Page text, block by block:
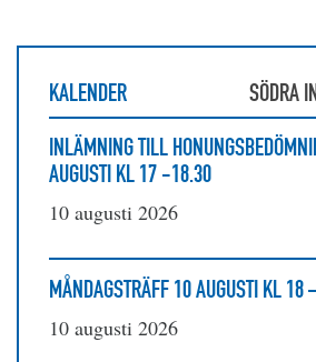
KALENDER
SÖDRA
INLÄMNING TILL
AUGUSTI KL 17 -18.30
10 augusti 2026
MÅNDAGSTRÄFF 10 AUGUSTI KL
10 augusti 2026